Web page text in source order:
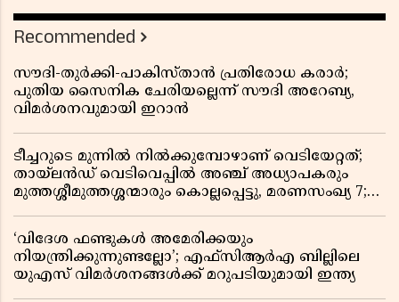
Recommended
സൗദി-തുർക്കി-പാകിസ്താൻ പ്രതിരോധ കരാർ;
പുതിയ സൈനിക ചേരിയല്ലെന്ന് സൗദി അറേബ്യ,
വിമർശനവുമായി ഇറാൻ
ടീച്ചറുടെ മുന്നിൽ നിൽക്കുമ്പോഴാണ് വെടിയേറ്റത്;
തായ്‌ലൻഡ് വെടിവെപ്പിൽ അഞ്ച് അധ്യാപകരും
മുത്തശ്ശീമുത്തശ്ശന്മാരും കൊല്ലപ്പെട്ടു, മരണസംഖ്യ 7;
‘വിദേശ ഫണ്ടുകൾ അമേരിക്കയും
നിയന്ത്രിക്കുന്നുണ്ടല്ലോ’; എഫ്സിആർഎ ബില്ലിലെ
യുഎസ് വിമർശനങ്ങൾക്ക് മറുപടിയുമായി ഇന്ത്യ